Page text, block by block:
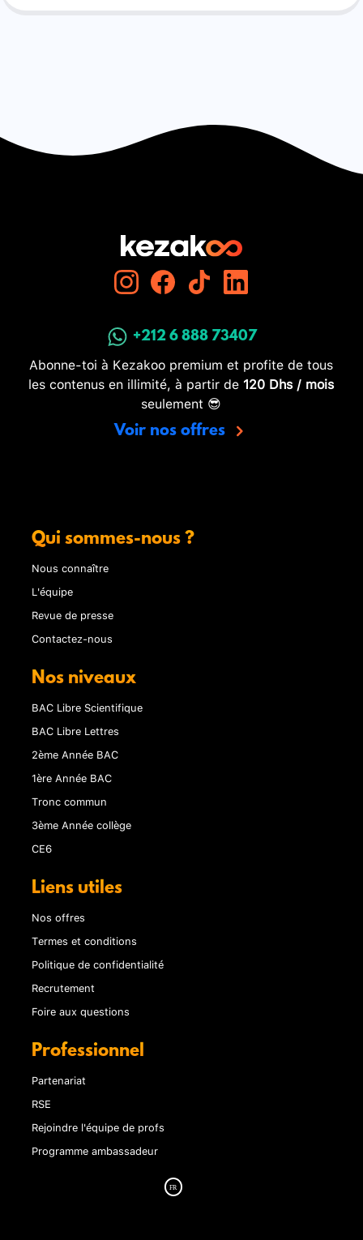
+212 6 888 73407
Abonne-toi à Kezakoo premium et profite de tous
les contenus en illimité, à partir de 120 Dhs / mois
seulement 😎
Voir nos offres
Qui sommes-nous ?
Nous connaître
L'équipe
Revue de presse
Contactez-nous
Nos niveaux
BAC Libre Scientifique
BAC Libre Lettres
2ème Année BAC
1ère Année BAC
Tronc commun
3ème Année collège
CE6
Liens utiles
Nos offres
Termes et conditions
Politique de confidentialité
Recrutement
Foire aux questions
Professionnel
Partenariat
RSE
Rejoindre l'équipe de profs
Programme ambassadeur